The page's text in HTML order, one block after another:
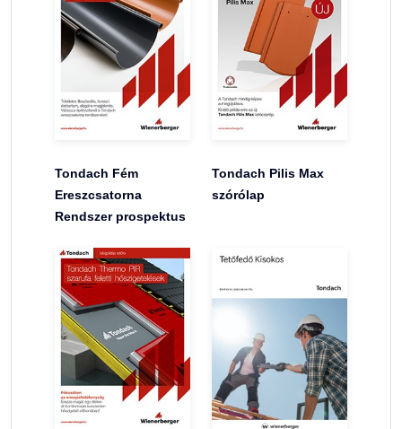
Tondach Fém
Ereszcsatorna
Rendszer prospektus
Tondach Pilis Max
szórólap